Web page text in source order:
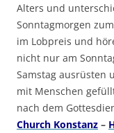
Alters und
Sonntagmorgen
im Lobpreis und
nicht nur am
Samstag ausrüsten
mit Menschen
nach dem
Church Konstanz –